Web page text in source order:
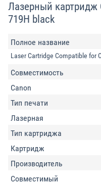
Лазерный картридж
719H black
Полное название
Laser Cartridge Compatible for
Совместимость
Canon
Тип печати
Лазерная
Тип картриджа
Картридж
Производитель
Совместимый